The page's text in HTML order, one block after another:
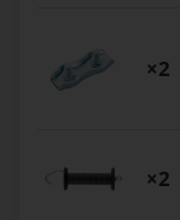
×2
×2